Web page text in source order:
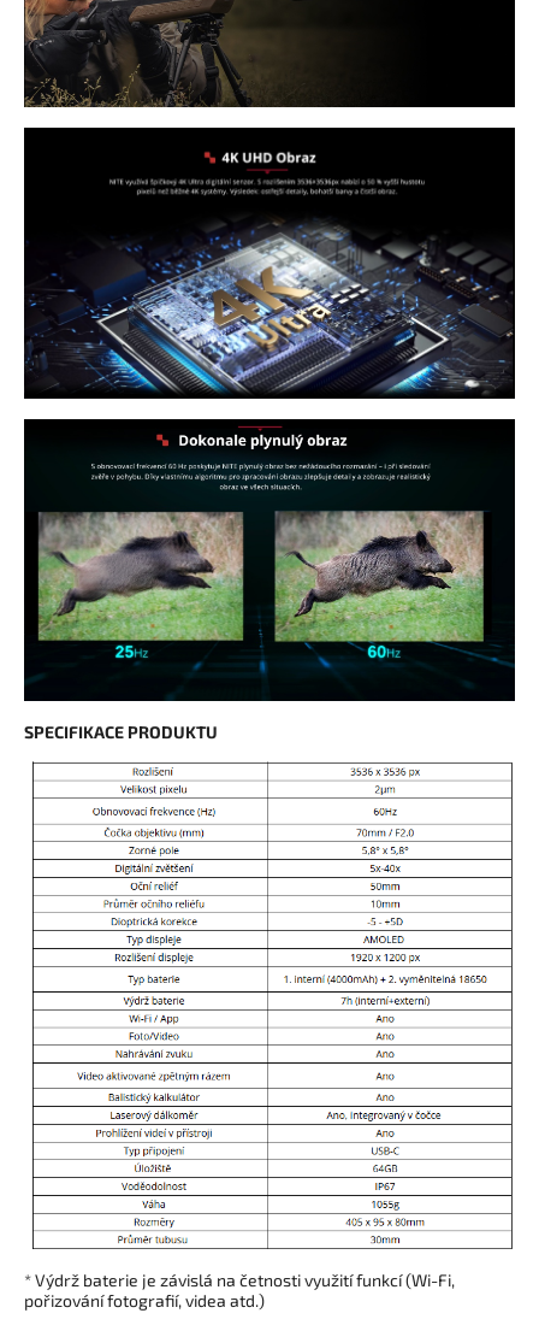
SPECIFIKACE PRODUKTU
* Výdrž baterie je závislá na četnosti využití funkcí (Wi-Fi,
pořizování fotografií, videa atd.)